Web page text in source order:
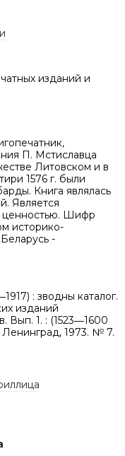
изданий и
П. Мстиславца
Литовском и в
1576 г. были
Книга являлась
Является
ценностью. Шифр
историко-
-
: зводны каталог.
изданий
Вып. 1. : (1523―1600
Ленинград, 1973. № 7.